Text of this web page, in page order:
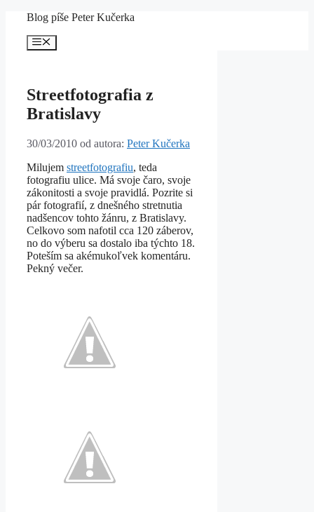
Preskočiť
Blog píše Peter Kučerka
Menu
Streetfotografia z
Bratislavy
30/03/2010 od autora: Peter Kučerka
Milujem streetfotografiu, teda
fotografiu ulice. Má svoje čaro, svoje
zákonitosti a svoje pravidlá. Pozrite si
pár fotografií, z dnešného stretnutia
nadšencov tohto žánru, z Bratislavy.
Celkovo som nafotil cca 120 záberov,
no do výberu sa dostalo iba týchto 18.
Poteším sa akémukoľvek komentáru.
Pekný večer.